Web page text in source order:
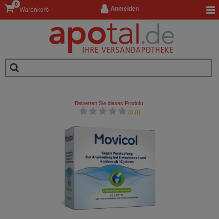
Anmelden
Warenkorb
0
Bewerten Sie dieses Produkt!
(0.0)